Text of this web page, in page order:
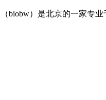
biobw）是北京的一家专